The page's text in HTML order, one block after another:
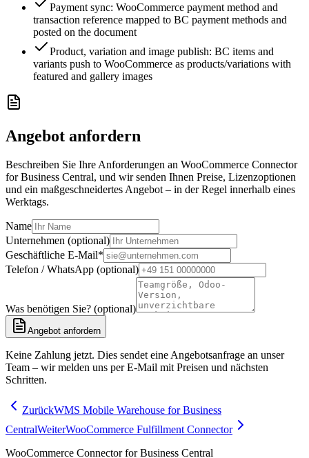
Payment sync: WooCommerce payment method and
transaction reference mapped to BC payment methods and
posted on the document
Product, variation and image publish: BC items and
variants push to WooCommerce as products/variations with
featured and gallery images
Angebot anfordern
Beschreiben Sie Ihre Anforderungen an WooCommerce Connector
for Business Central, und wir senden Ihnen Preise, Lizenzoptionen
und ein maßgeschneidertes Angebot – in der Regel innerhalb eines
Werktags.
Name
Unternehmen (optional)
Geschäftliche E-Mail*
Telefon / WhatsApp (optional)
Was benötigen Sie? (optional)
Angebot anfordern
Keine Zahlung jetzt. Dies sendet eine Angebotsanfrage an unser
Team – wir melden uns per E-Mail mit Preisen und nächsten
Schritten.
ZurückWMS Mobile Warehouse for Business
CentralWeiterWooCommerce Fulfillment Connector
WooCommerce Connector for Business Central